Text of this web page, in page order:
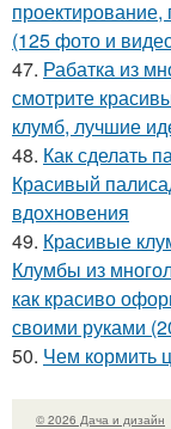
(125 фото и
47. Рабатка из
смотрите
клумб, лучшие
48. Как сделать
Красивый
вдохновения
49. Красивые
Клумбы из
как красиво
своими руками
50. Чем кормить
© 2026 Дача и дизайн